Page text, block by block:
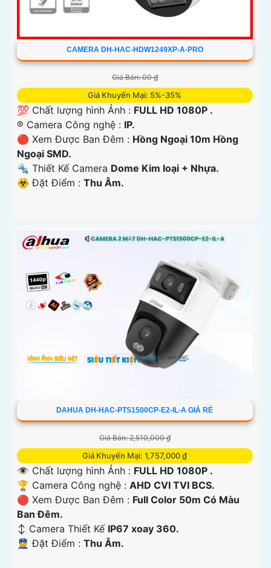
CAMERA DH-HAC-HDW1249XP-A-PRO
Giá Bán: 00 ₫
Giá Khuyến Mại: 5%-35%
💯 Chất lượng hình Ảnh : FULL HD 1080P .
®️ Camera Công nghệ : IP.
🔴 Xem Được Ban Đêm : Hồng Ngoại 10m Hồng
Ngoại SMD.
🔩 Thiết Kế Camera Dome Kim loại + Nhựa.
️☣️ Đặt Điểm : Thu Âm.
DAHUA DH-HAC-PTS1500CP-E2-IL-A GIÁ RẺ
Giá Bán: 2,510,000 ₫
Giá Khuyến Mại: 1,757,000 ₫
👁 Chất lượng hình Ảnh : FULL HD 1080P .
🏆 Camera Công nghệ : AHD CVI TVI BCS.
🔴 Xem Được Ban Đêm : Full Color 50m Có Màu
Ban Ðêm.
↕️ Camera Thiết Kế IP67 xoay 360.
️👮 Đặt Điểm : Thu Âm.